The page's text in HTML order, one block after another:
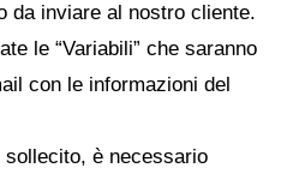
da inviare al nostro cliente.
le “Variabili” che saranno
con le informazioni del
sollecito, è necessario